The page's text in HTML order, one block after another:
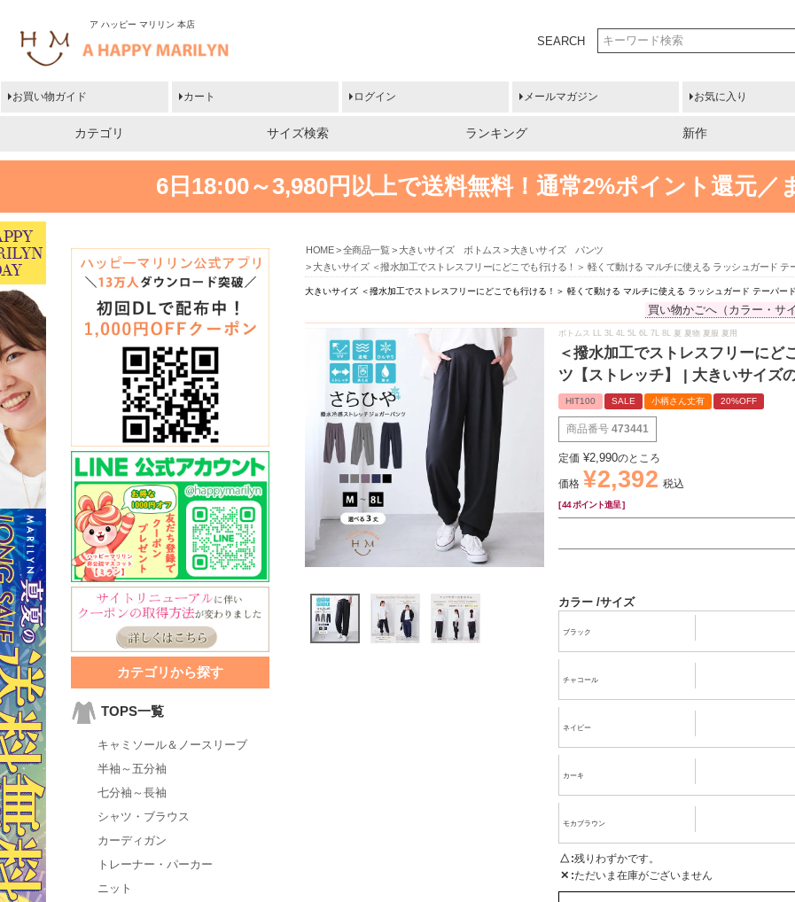
ア ハッピー マリリン 本店
SEARCH
お買い物ガイド カート ログイン メールマガジン お気に入り
カテゴリ サイズ検索 ランキング 新作
6日18:00～3,980円以上で送料無料！ 通常2%ポイント還元／
カテゴリから探す
TOPS一覧
キャミソール＆ノースリーブ
半袖～五分袖
七分袖～長袖
シャツ・ブラウス
カーディガン
トレーナー・パーカー
ニット
HOME 全商品一覧 大きいサイズ ボトムス
大きいサイズ パンツ
大きいサイズ ＜撥水加工でストレスフリーにどこでも行ける！＞ 軽くて動ける マルチに使える ラッシュガード
大きいサイズ ＜撥水加工でストレスフリーにどこでも行ける！＞ 軽くて動ける マルチに使える ラッシュガード テーパ
買い物かごへ（カラー・サイ
ボトムス LL 3L 4L 5L 6L 7L 8L 夏 夏物 夏服 夏用
＜撥水加工でストレスフリーに
ツ【ストレッチ】 | 大きいサイズ
HIT100 SALE 小柄さん丈有 20%OFF
商品番号 473441
定価 ¥2,990のところ
価格 ¥2,392 税込
[44 ポイント進呈 ]
カラー サイズ
ブラック
チャコール
ネイビー
カーキ
モカブラウン
△ 残りわずかです。
✕ ただいま在庫がございません